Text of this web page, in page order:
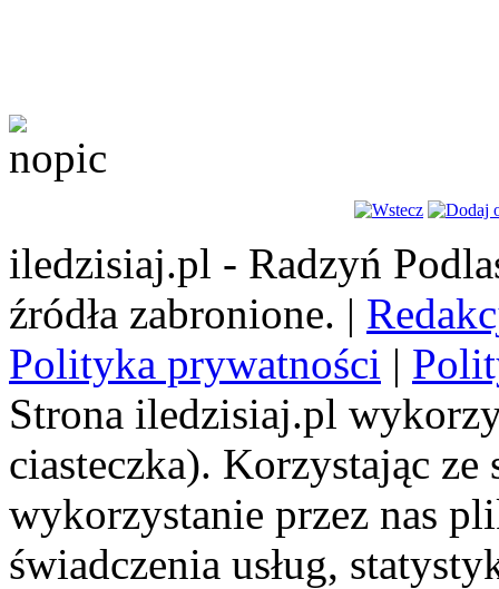
iledzisiaj.pl - Radzyń
źródła zabronione. |
Polityka prywatności |
Strona iledzisiaj.pl
ciasteczka). Korzystając
wykorzystanie przez nas
świadczenia usług,